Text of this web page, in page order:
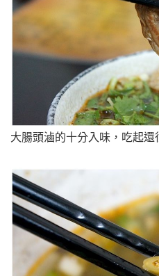
大腸頭滷的十分入味，吃起還